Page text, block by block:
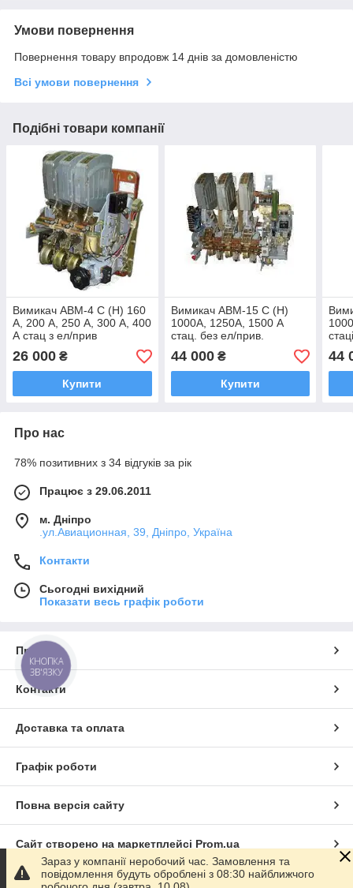
Умови повернення
Повернення товару впродовж 14 днів за домовленістю
Всі умови повернення
Подібні товари компанії
Вимикач АВМ-4 С (Н) 160
А, 200 А, 250 А, 300 А, 400
А стац з ел/прив
(EnergyGroup)
26 000 ₴
Купити
Вимикач АВМ-15 С (Н)
1000А, 1250А, 1500 А
стац. без ел/прив.
EnergyGroup
44 000₴
Купити
44
Про нас
78% позитивних з 34 відгуків за рік
Працює з 29.06.2011
м. Дніпро
.ул.Авиационная, 39, Дніпро, Україна
Контакти
Сьогодні вихідний
Показати весь графік роботи
Про нас
Контакти
Доставка та оплата
Графік роботи
Повна версія сайту
Сайт створено на маркетплейсі Prom.ua
Політика конфіденційності
Зараз у компанії неробочий час. Замовлення та
повідомлення будуть оброблені з 08:30 найближчого
КНОПКА
ЗВ'ЯЗКУ